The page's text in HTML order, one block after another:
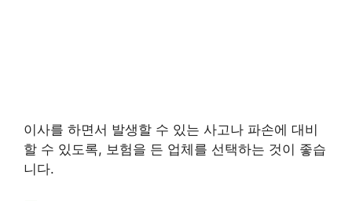
이사를 하면서 발생할 수 있는 사고나 파손에 대비
할 수 있도록, 보험을 든 업체를 선택하는 것이 좋습
니다.